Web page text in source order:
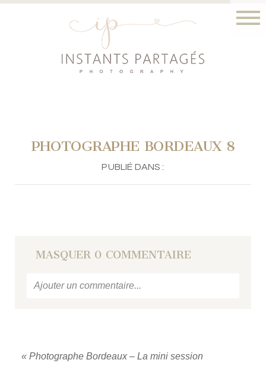
PHOTOGRAPHE BORDEAUX 8
PUBLIÉ DANS :
MASQUER 0 COMMENTAIRE
Ajouter un commentaire...
« Photographe Bordeaux – La mini session